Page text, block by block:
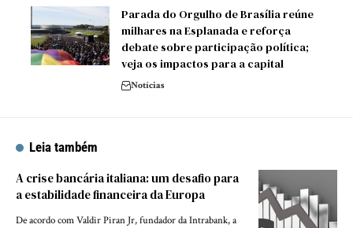
Parada do Orgulho de Brasília reúne
milhares na Esplanada e reforça
debate sobre participação política;
veja os impactos para a capital
Notícias
Leia também
A crise bancária italiana: um desafio para
a estabilidade financeira da Europa
De acordo com Valdir Piran Jr, fundador da Intrabank, a